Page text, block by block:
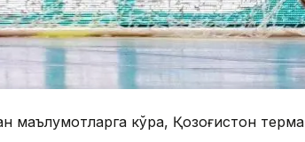
маълумотларга кўра, Қозоғистон терма